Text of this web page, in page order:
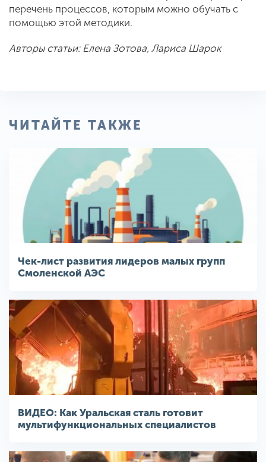
перечень процессов, которым можно обучать с
помощью этой методики.
Авторы статьи: Елена Зотова, Лариса Шарок
ЧИТАЙТЕ ТАКЖЕ
Чек-лист развития лидеров малых групп
Смоленской АЭС
ВИДЕО: Как Уральская сталь готовит
мультифункциональных специалистов